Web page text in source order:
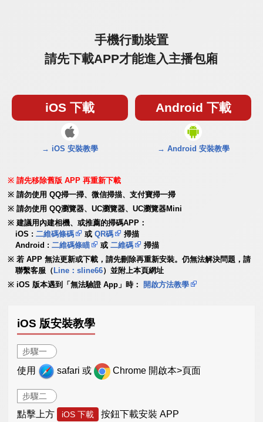
手機行動裝置
請先下載APP才能進入主播包廂
iOS 下載
→ iOS 安裝教學
Android 下載
→ Android 安裝教學
請先移除舊版 APP 再重新下載
請勿使用 QQ掃一掃、微信掃描、支付寶掃一掃
請勿使用 QQ瀏覽器、UC瀏覽器、UC瀏覽器Mini
建議用內建相機、或推薦的掃碼APP：
iOS :二維碼條碼 或QR碼
掃描
Android :二維碼條瞄 或二維碼
掃描
若 APP 無法更新或下載，請先刪除再重新安裝。仍無法解決問題，請
聯繫客服（ Line：sline66）並附上本頁網址
iOS 版本遇到「無法驗證 App」時：
開啟方法教學
iOS 版安裝教學
步驟一
使用 safari 或 Chrome 開啟本>頁面
步驟二
點擊上方 iOS 下載 按鈕下載安裝 APP